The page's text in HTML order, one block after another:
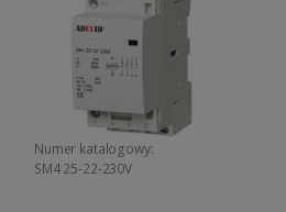
Numer katalogowy:
SM4 25-22-230V